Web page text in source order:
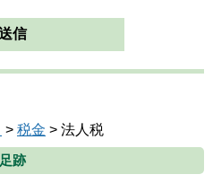
> 税金 > 法人税
足跡